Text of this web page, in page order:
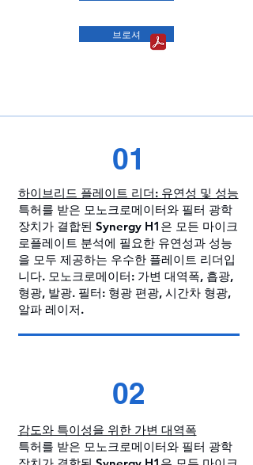
브로셔
01
하이브리드 플레이트 리더: 유연성 및 성능
특허를 받은 모노크로메이터와 필터 광학
장치가 결합된 Synergy H1은 모든 마이크
로플레이트 분석에 필요한 유연성과 성능
을 모두 제공하는 우수한 플레이트 리더입
니다. 모노크로메이터: 가변 대역폭, 흡광,
형광, 발광. 필터: 형광 편광, 시간차 형광,
알파 레이저.
02
감도와 특이성을 위한 가변 대역폭
특허를 받은 모노크로메이터와 필터 광학